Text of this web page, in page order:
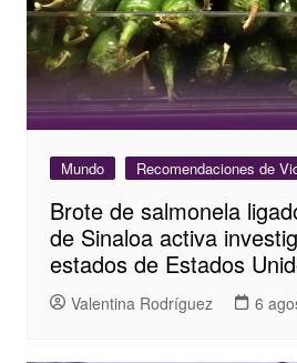
Mundo Recomendaciones de
Brote de salmonela
de Sinaloa activa
estados de Estados
Valentina Rodríguez 6